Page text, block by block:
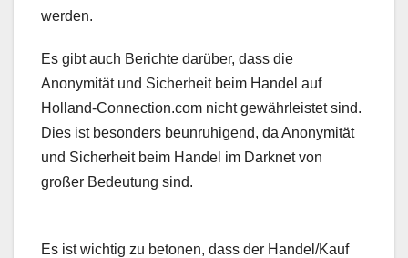
werden.
Es gibt auch Berichte darüber, dass die
Anonymität und Sicherheit beim Handel auf
Holland-Connection.com nicht gewährleistet sind.
Dies ist besonders beunruhigend, da Anonymität
und Sicherheit beim Handel im Darknet von
großer Bedeutung sind.
Es ist wichtig zu betonen, dass der Handel/Kauf